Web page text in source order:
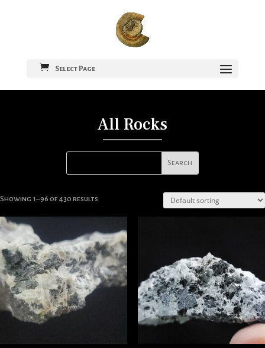
Select Page
All Rocks
Showing 1–96 of 430 results